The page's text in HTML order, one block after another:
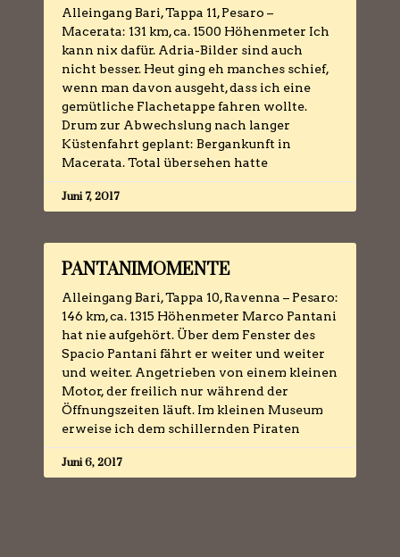
Alleingang Bari, Tappa 11, Pesaro –
Macerata: 131 km, ca. 1500 Höhenmeter Ich
kann nix dafür. Adria-Bilder sind auch
nicht besser. Heut ging eh manches schief,
wenn man davon ausgeht, dass ich eine
gemütliche Flachetappe fahren wollte.
Drum zur Abwechslung nach langer
Küstenfahrt geplant: Bergankunft in
Macerata. Total übersehen hatte
Juni 7, 2017
PANTANIMOMENTE
Alleingang Bari, Tappa 10, Ravenna – Pesaro:
146 km, ca. 1315 Höhenmeter Marco Pantani
hat nie aufgehört. Über dem Fenster des
Spacio Pantani fährt er weiter und weiter
und weiter. Angetrieben von einem kleinen
Motor, der freilich nur während der
Öffnungszeiten läuft. Im kleinen Museum
erweise ich dem schillernden Piraten
Juni 6, 2017